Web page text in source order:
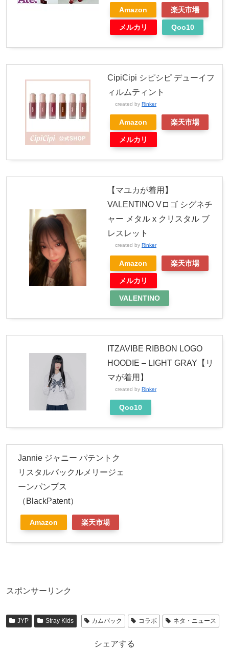
Amazon 楽天市場
メルカリ Qoo10
CipiCipi シピシピ デューイフ
ィルムティント
created by Rinker
Amazon 楽天市場
メルカリ
【マユカが着用】
VALENTINO Vロゴ シグネチ
ャー メタル x クリスタル ブ
レスレット
created by Rinker
Amazon 楽天市場
メルカリ
VALENTINO
ITZAVIBE RIBBON LOGO
HOODIE – LIGHT GRAY【リ
マが着用】
created by Rinker
Qoo10
Jannie ジャニー パテントク
リスタルバックルメリージェ
ーンパンプス
（BlackPatent）
Amazon 楽天市場
スポンサーリンク
JYP Stray Kids カムバック コラボ ネタ・ニュース
シェアする